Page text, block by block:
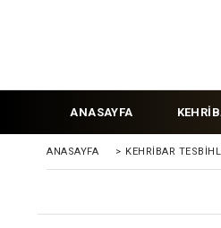
ANASAYFA
ANASAYFA > KEHRIBAR